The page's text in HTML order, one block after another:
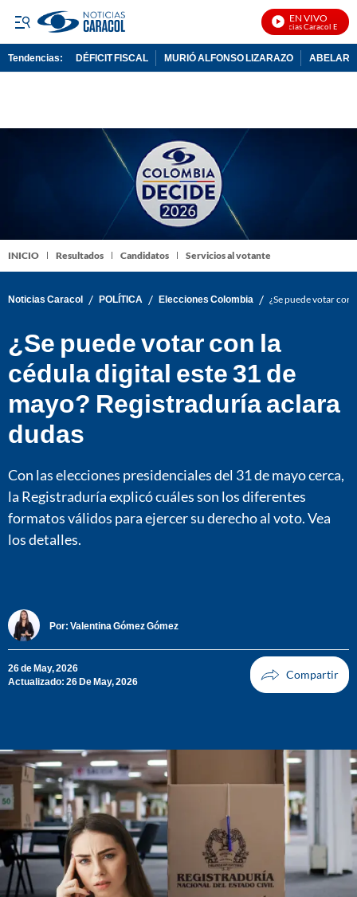
EN VIVO
Noticias Caracol En Vivo
Tendencias: DÉFICIT FISCAL MURIÓ ALFONSO LIZARAZO
INICIO Resultados Candidatos Servicios al votante
Noticias Caracol / POLÍTICA / Elecciones Colombia / ¿Se puede votar con
¿Se puede votar con la
cédula digital este 31 de
mayo? Registraduría aclara
dudas
Con las elecciones presidenciales del 31 de mayo cerca,
la Registraduría explicó cuáles son los diferentes
formatos válidos para ejercer su derecho al voto. Vea
los detalles.
Por: Valentina Gómez Gómez
26 de May, 2026
Actualizado: 26 De May, 2026